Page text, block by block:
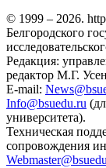
© 1999 – 2026.
Белгородского
Редакция:
редактор М.Г.
E-mail:
Info@bsuedu.ru
университета).
Техническая
сопровождения